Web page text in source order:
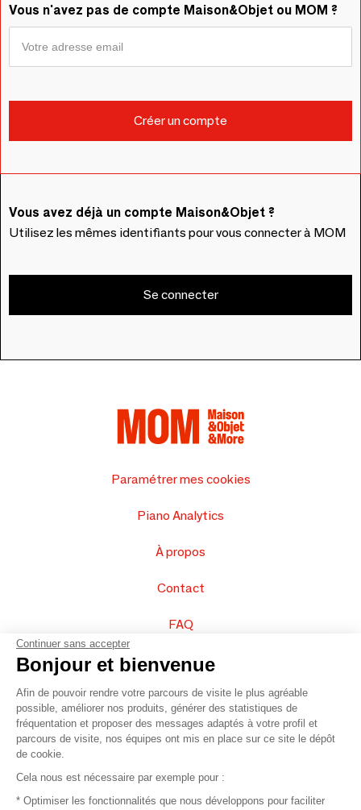
Vous n'avez pas de compte Maison&Objet ou MOM ?
Vous avez déjà un compte Maison&Objet ?
Utilisez les mêmes identifiants pour vous connecter à MOM
Se connecter
Paramétrer mes cookies
Piano Analytics
À propos
Contact
FAQ
Vendez vos produits
Plan du site
© 2016 –Organisation SAFI
Continuer sans accepter
Bonjour et bienvenue
Afin de pouvoir rendre votre parcours de visite le plus agréable
possible, améliorer nos produits, générer des statistiques de
fréquentation et proposer des messages adaptés à votre profil et
parcours de visite, nos équipes ont mis en place sur ce site le dépôt
de cookie.
Cela nous est nécessaire par exemple pour :
* Optimiser les fonctionnalités que nous développons pour faciliter